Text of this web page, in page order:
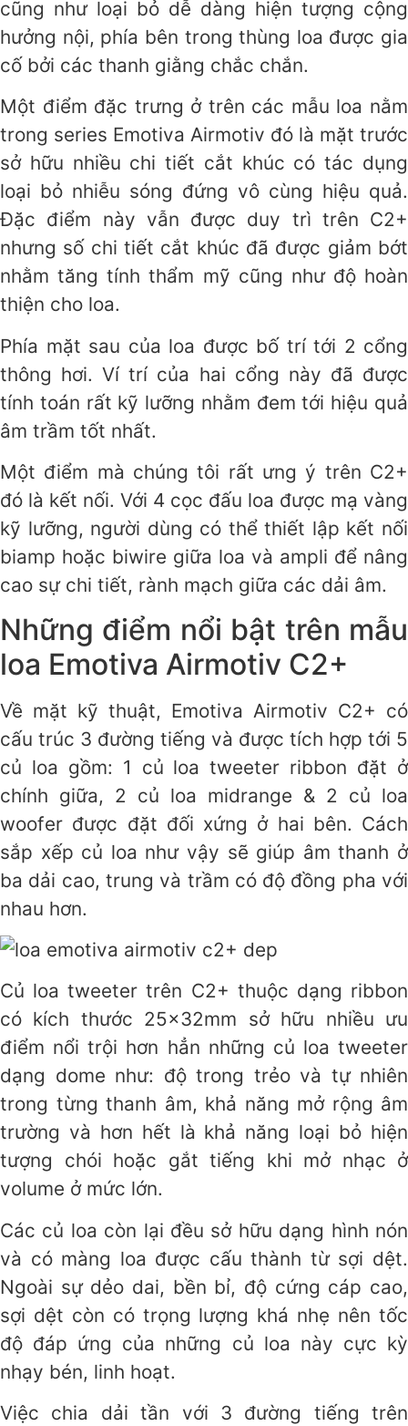
cũng như loại bỏ dễ dàng hiện tượng cộng
hưởng nội, phía bên trong thùng loa được gia
cố bởi các thanh giằng chắc chắn.
Một điểm đặc trưng ở trên các mẫu loa nằm
trong series Emotiva Airmotiv đó là mặt trước
sở hữu nhiều chi tiết cắt khúc có tác dụng
loại bỏ nhiễu sóng đứng vô cùng hiệu quả.
Đặc điểm này vẫn được duy trì trên C2+
nhưng số chi tiết cắt khúc đã được giảm bớt
nhằm tăng tính thẩm mỹ cũng như độ hoàn
thiện cho loa.
Phía mặt sau của loa được bố trí tới 2 cổng
thông hơi. Ví trí của hai cổng này đã được
tính toán rất kỹ lưỡng nhằm đem tới hiệu quả
âm trầm tốt nhất.
Một điểm mà chúng tôi rất ưng ý trên C2+
đó là kết nối. Với 4 cọc đấu loa được mạ vàng
kỹ lưỡng, người dùng có thể thiết lập kết nối
biamp hoặc biwire giữa loa và ampli để nâng
cao sự chi tiết, rành mạch giữa các dải âm.
Những điểm nổi bật trên mẫu
loa Emotiva Airmotiv C2+
Về mặt kỹ thuật, Emotiva Airmotiv C2+ có
cấu trúc 3 đường tiếng và được tích hợp tới 5
củ loa gồm: 1 củ loa tweeter ribbon đặt ở
chính giữa, 2 củ loa midrange & 2 củ loa
woofer được đặt đối xứng ở hai bên. Cách
sắp xếp củ loa như vậy sẽ giúp âm thanh ở
ba dải cao, trung và trầm có độ đồng pha với
nhau hơn.
Củ loa tweeter trên C2+ thuộc dạng ribbon
có kích thước 25x32mm sở hữu nhiều ưu
điểm nổi trội hơn hẳn những củ loa tweeter
dạng dome như: độ trong trẻo và tự nhiên
trong từng thanh âm, khả năng mở rộng âm
trường và hơn hết là khả năng loại bỏ hiện
tượng chói hoặc gắt tiếng khi mở nhạc ở
volume ở mức lớn.
Các củ loa còn lại đều sở hữu dạng hình nón
và có màng loa được cấu thành từ sợi dệt.
Ngoài sự dẻo dai, bền bỉ, độ cứng cáp cao,
sợi dệt còn có trọng lượng khá nhẹ nên tốc
độ đáp ứng của những củ loa này cực kỳ
nhạy bén, linh hoạt.
Việc chia dải tần với 3 đường tiếng trên